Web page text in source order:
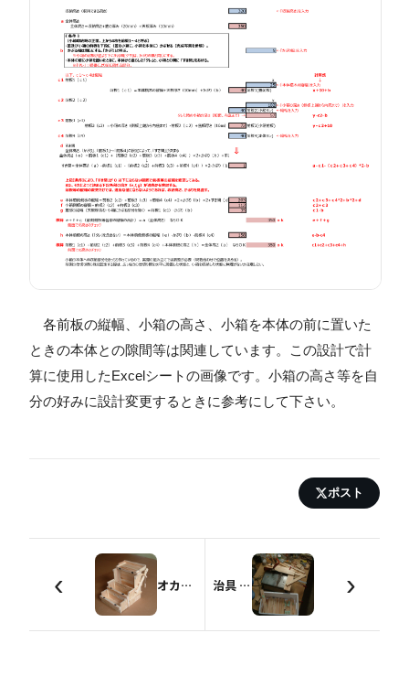
各前板の縦幅、小箱の高さ、小箱を本体の前に置いた
ときの本体との隙間等は関連しています。この設計で計
算に使用したExcelシートの画像です。小箱の高さ等を自
分の好みに設計変更するときに参考にして下さい。
ポスト
‹ オカモチ型 調味料Box(ヒノキ・小) 治具 丸のこスタンド用(2種類) ›